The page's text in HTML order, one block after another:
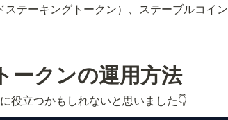
テーキングトークン）、ステーブルコイン
ークンの運用方法
役立つかもしれないと思いました👇